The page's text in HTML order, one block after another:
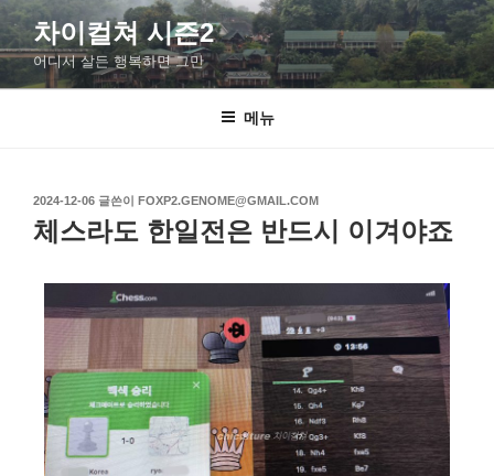
차이컬쳐 시즌2
어디서 살든 행복하면 그만
메뉴
2024-12-06 글쓴이 FOXP2.GENOME@GMAIL.COM
체스라도 한일전은 반드시 이겨야죠